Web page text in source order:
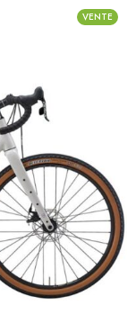
VENTE